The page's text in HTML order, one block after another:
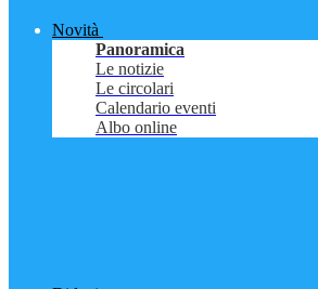
Novità
Panoramica
Le notizie
Le circolari
Calendario eventi
Albo online